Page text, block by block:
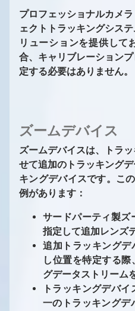
プロフェッショナルカメ
ェクトトラッキングシス
リューションを提供して
合、キャリブレーション
定する必要はありません。
ズームデバイス
ズームデバイスは、トラ
せて追加のトラッキング
キングデバイスです。こ
例があります：
サードパーティ製ズ
指定して追加レンズ
追加トラッキングデ
し位置を特定する
グデータストリーム
トラッキングデバ
一のトラッキングデ